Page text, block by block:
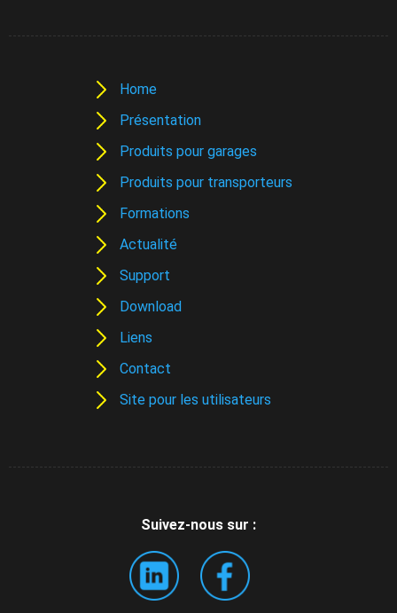
Home
Présentation
Produits pour garages
Produits pour transporteurs
Formations
Actualité
Support
Download
Liens
Contact
Site pour les utilisateurs
Suivez-nous sur :